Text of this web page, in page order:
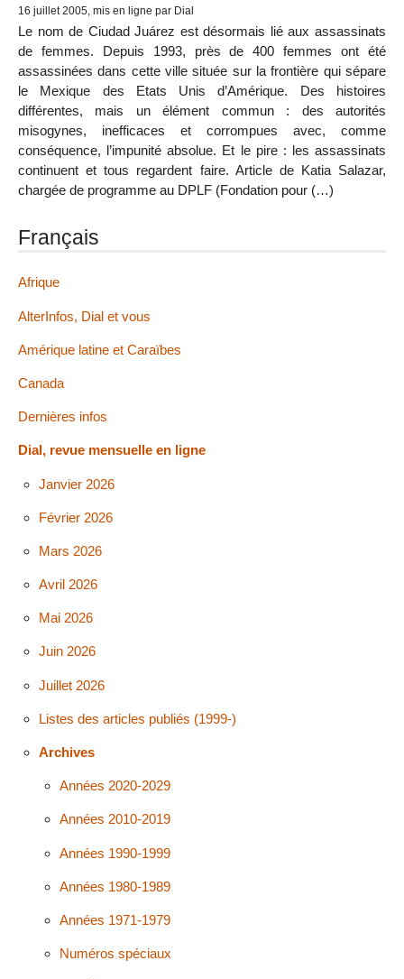
16 juillet 2005, mis en ligne par Dial
Le nom de Ciudad Juárez est désormais lié aux assassinats
de femmes. Depuis 1993, près de 400 femmes ont été
assassinées dans cette ville située sur la frontière qui sépare
le Mexique des Etats Unis d’Amérique. Des histoires
différentes, mais un élément commun : des autorités
misogynes, inefficaces et corrompues avec, comme
conséquence, l’impunité absolue. Et le pire : les assassinats
continuent et tous regardent faire. Article de Katia Salazar,
chargée de programme au DPLF (Fondation pour (…)
Français
Afrique
AlterInfos, Dial et vous
Amérique latine et Caraïbes
Canada
Dernières infos
Dial, revue mensuelle en ligne
Janvier 2026
Février 2026
Mars 2026
Avril 2026
Mai 2026
Juin 2026
Juillet 2026
Listes des articles publiés (1999-)
Archives
Années 2020-2029
Années 2010-2019
Années 1990-1999
Années 1980-1989
Années 1971-1979
Numéros spéciaux